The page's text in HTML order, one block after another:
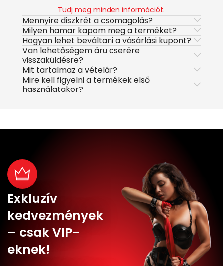
Tudj meg minden információt.
Mennyire diszkrét a csomagolás?
Milyen hamar kapom meg a terméket?
Hogyan lehet beváltani a vásárlási kupont?
Van lehetőségem áru cserére
visszaküldésre?
Mit tartalmaz a vételár?
Mire kell figyelni a termékek első
használatakor?
Exkluzív
kedvezmények
– csak VIP-
eknek!